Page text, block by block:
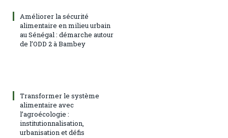
Améliorer la sécurité
alimentaire en milieu urbain
au Sénégal : démarche autour
de l’ODD 2 à Bambey
Transformer le système
alimentaire avec
l’agroécologie :
institutionnalisation,
urbanisation et défis